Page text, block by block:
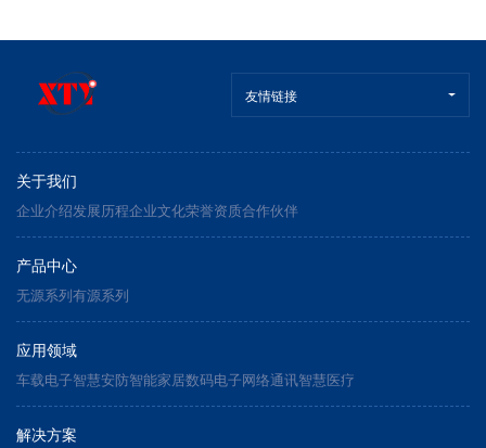
友情链接
关于我们
企业介绍发展历程企业文化荣誉资质合作伙伴
产品中心
无源系列有源系列
应用领域
车载电子智慧安防智能家居数码电子网络通讯智慧医疗
解决方案